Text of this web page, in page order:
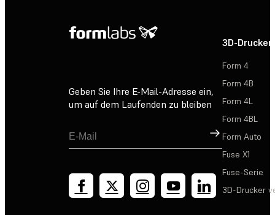
Geben Sie Ihre E-Mail-Adresse ein,
um auf dem Laufenden zu bleiben
Registrieren
3D-Drucker
Form 4
Form 4B
Form 4L
Form 4BL
Form Auto
Fuse X1
Fuse-Serie
3D-Drucker